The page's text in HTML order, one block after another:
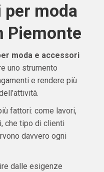
per moda
Piemonte
moda e accessori
uno strumento
e rendere più
fattori: come lavori,
che tipo di clienti
davvero ogni
dalle esigenze